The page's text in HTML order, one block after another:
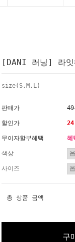
[DANI 러닝] 라잇
size(S,M,L)
판매가
할인가
무이자할부혜택 혜
색상
사이즈
총 상품 금액
구